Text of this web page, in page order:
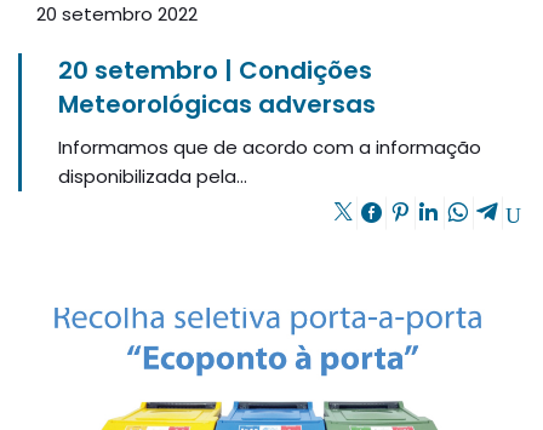
20 setembro 2022
20 setembro | Condições
Meteorológicas adversas
Informamos que de acordo com a informação
disponibilizada pela...